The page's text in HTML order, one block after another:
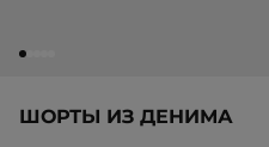
ШОРТЫ ИЗ ДЕНИМА